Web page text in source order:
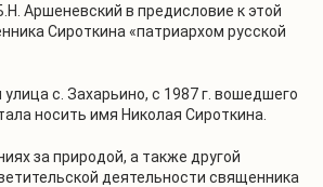
Аршеневский в предисловие к этой
Сироткина «патриархом русской
улица с. Захарьино, с 1987 г. вошедшего
носить имя Николая Сироткина.
за природой, а также другой
деятельности священника